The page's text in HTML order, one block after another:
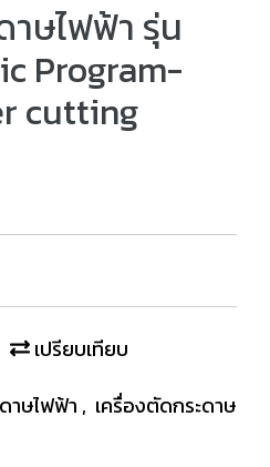
าษไฟฟ้า รุ่น
Program-
cutting
เปรียบเทียบ
าษไฟฟ้า , เครื่องตัดกระดาษ